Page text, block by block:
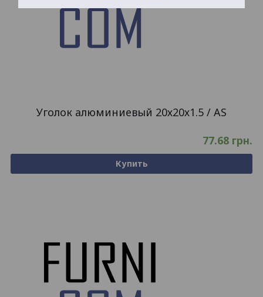
Уголок алюминиевый 20х20х1.5 / AS
77.68 грн.
Купить